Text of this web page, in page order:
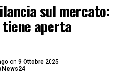
sul mercato:
aperta
on 9 Ottobre 2025